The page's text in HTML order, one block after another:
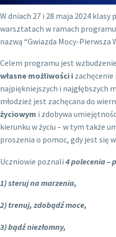
W dniach 27 i 28 maja 2024
warsztatach w ramach
nazwą “Gwiazda Mocy-Pierwsza
Celem programu jest
własne możliwości i
najpiękniejszych i najgłębszych
młodzież jest zachęcana do
życiowym i zdobywa
kierunku w życiu – w tym także
proszenia o pomoc, gdy jest się
Uczniowie poznali 4 polecenia –
1) steruj na marzenia,
2) trenuj, zdobądź moce,
3) bądź niezłomny,